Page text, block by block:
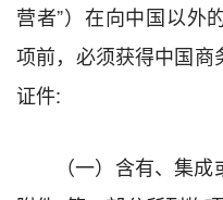
营者”）在向中国以外
项前，必须获得中国
证件:
（一）含有、集